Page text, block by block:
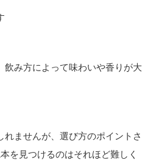
飲み方によって味わいや香りが大
ませんが、選び方のポイントさ
を見つけるのはそれほど難しく